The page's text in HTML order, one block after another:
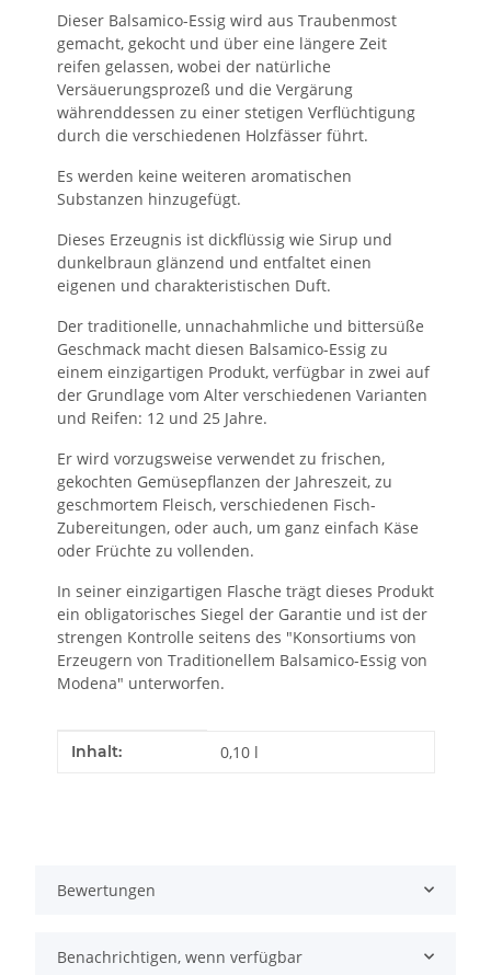
Dieser Balsamico-Essig wird aus Traubenmost
gemacht, gekocht und über eine längere Zeit
reifen gelassen, wobei der natürliche
Versäuerungsprozeß und die Vergärung
währenddessen zu einer stetigen Verflüchtigung
durch die verschiedenen Holzfässer führt.
Es werden keine weiteren aromatischen
Substanzen hinzugefügt.
Dieses Erzeugnis ist dickflüssig wie Sirup und
dunkelbraun glänzend und entfaltet einen
eigenen und charakteristischen Duft.
Der traditionelle, unnachahmliche und bittersüße
Geschmack macht diesen Balsamico-Essig zu
einem einzigartigen Produkt, verfügbar in zwei auf
der Grundlage vom Alter verschiedenen Varianten
und Reifen: 12 und 25 Jahre.
Er wird vorzugsweise verwendet zu frischen,
gekochten Gemüsepflanzen der Jahreszeit, zu
geschmortem Fleisch, verschiedenen Fisch-
Zubereitungen, oder auch, um ganz einfach Käse
oder Früchte zu vollenden.
In seiner einzigartigen Flasche trägt dieses Produkt
ein obligatorisches Siegel der Garantie und ist der
strengen Kontrolle seitens des "Konsortiums von
Erzeugern von Traditionellem Balsamico-Essig von
Modena" unterworfen.
Produkteigenschaft
Wert
Inhalt: 0,10 l
Bewertungen
Benachrichtigen, wenn verfügbar